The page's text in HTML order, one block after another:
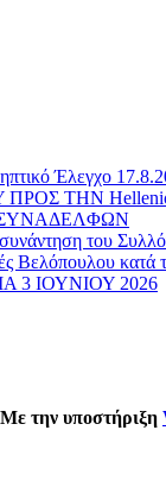
Έλεγχο
ΤΗΝ
ΣΥΝΑΔΕΛΦΩΝ
του
Βελόπουλου κατά
3 ΙΟΥΝΙΟΥ 2026
την υποστήριξη